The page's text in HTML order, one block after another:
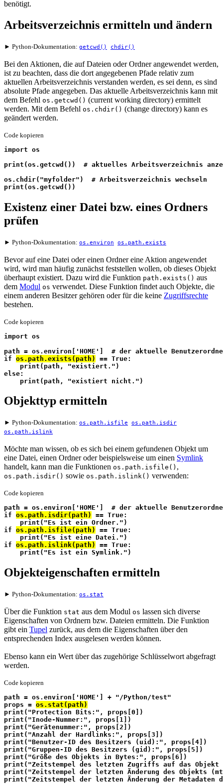
benötigt.
Arbeitsverzeichnis ermitteln und ändern
► Python-Dokumentation: getcwd() chdir()
Bei den Aktionen, die auf Dateien oder Ordner angewendet werden,
ist zu beachten, dass die dort angegebenen Pfade relativ zum
aktuellen Arbeitsverzeichnis verstanden werden, es sei denn, es sind
absolute Pfade angegeben. Das aktuelle Arbeitsverzeichnis kann mit
dem Befehl os.getcwd() (current working directory) ermittelt
werden. Mit dem Befehl os.chdir() (change directory) kann es
geändert werden.
Code kopieren
import os
print(os.getcwd())  # aktuelles Arbeitsverzeichnis
os.chdir("myfolder")  # Arbeitsverzeichnis wechseln
print(os.getcwd())
Existenz einer Datei bzw. eines Ordners
prüfen
► Python-Dokumentation: os.environ os.path.exists
Bevor auf eine Datei oder einen Ordner eine Aktion angewendet
wird, wird man häufig zunächst feststellen wollen, ob dieses Objekt
überhaupt existiert. Dazu wird die Funktion path.exists() aus
dem Modul os verwendet. Diese Funktion findet auch Objekte, die
einem anderen Besitzer gehören oder für die keine Zugriffsrechte
bestehen.
Code kopieren
import os
path = os.environ['HOME']  # der aktuelle
if os.path.exists(path)
== True:
    print(path, "existiert.")
else:
    print(path, "existiert nicht.")
Objekttyp ermitteln
► Python-Dokumentation: os.path.isfile
os.path.isdir
os.path.islink
Möchte man wissen, ob es sich bei einem gefundenen Objekt um
eine Datei, einen Ordner oder beispielsweise um einen Symlink
handelt, kann man die Funktionen os.path.isfile() ,
os.path.isdir() sowie os.path.islink() verwenden:
Code kopieren
path = os.environ['HOME']  # der aktuelle
if os.path.isdir(path)
== True:
    print("Es ist ein Ordner.")
if os.path.isfile(path)
== True:
    print("Es ist eine Datei.")
if os.path.islink(path)
== True:
    print("Es ist ein Symlink.")
Objekteigenschaften ermitteln
► Python-Dokumentation: os.stat
Über die Funktion stat aus dem Modul os lassen sich diverse
Eigenschaften von Ordnern bzw. Dateien ermitteln. Die Funktion
gibt ein Tupel zurück, aus dem die Eigenschaften über den
entsprechenden Index ausgelesen werden können.
Ebenso kann ein Wert über das zugehörige Schlüsselwort abgefragt
werden.
Code kopieren
path = os.environ['HOME'] + "/Python/test"
props = os.stat(path)
print("Protection Bits:", props[0])
print("Inode-Nummer:", props[1])
print("Gerätenummer:", props[2])
print("Anzahl der Hardlinks:", props[3])
print("Benutzer-ID des Besitzers (uid):", props[4])
print("Gruppen-ID des Besitzers (gid):", props[5])
print("Größe des Objekts in Bytes:", props[6])
print("Zeitstempel des letzten Zugriffs auf das
print("Zeitstempel der letzten Änderung des Objekts
print("Zeitstempel der letzten Änderung der